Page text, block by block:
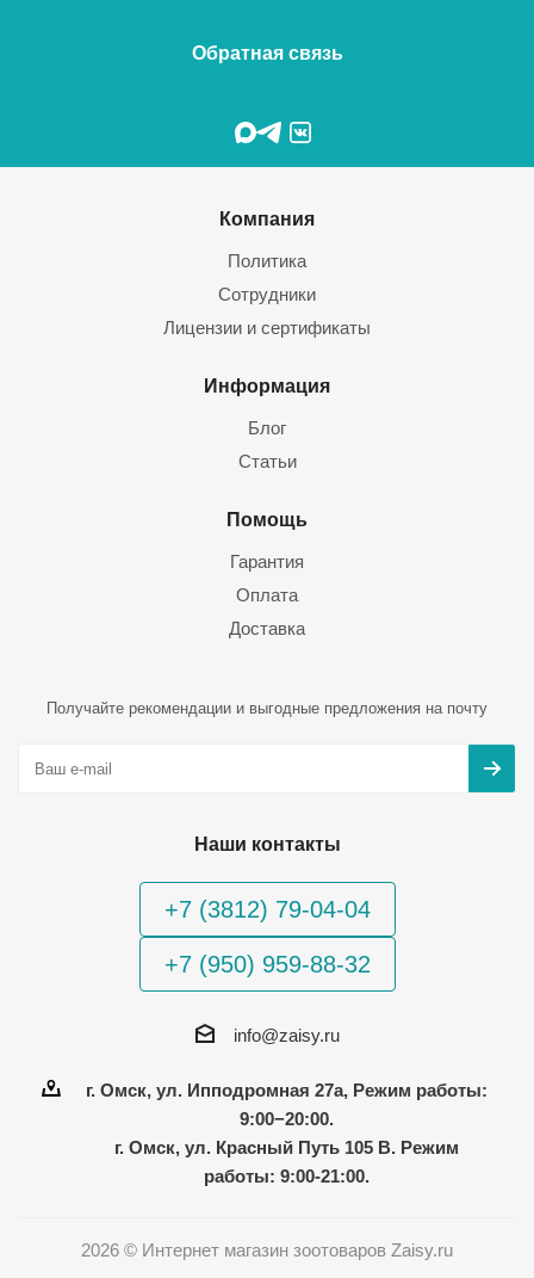
Обратная связь
Компания
Политика
Сотрудники
Лицензии и сертификаты
Информация
Блог
Статьи
Помощь
Гарантия
Оплата
Доставка
Получайте рекомендации и выгодные предложения на почту
Наши контакты
+7 (3812) 79-04-04
+7 (950) 959-88-32
info@zaisy.ru
г. Омск, ул. Ипподромная 27а, Режим работы:
9:00−20:00.
г. Омск, ул. Красный Путь 105 В. Режим
работы: 9:00-21:00.
2026 © Интернет магазин зоотоваров Zaisy.ru